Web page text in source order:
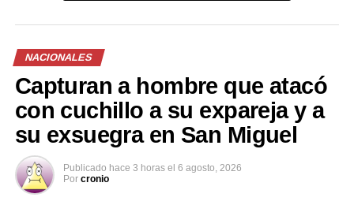
Los socorristas estabilizaron a las víctimas en el lugar y
las trasladaron a centros asistenciales para continuar
con la atención médica. Las autoridades insisten en la
necesidad de extremar precauciones al volante,
especialmente durante el período vacacional, cuando
aumenta el flujo vehicular en las principales carreteras
del país.
NACIONALES
Capturan a hombre que atacó
con cuchillo a su expareja y a
su exsuegra en San Miguel
Publicado hace 3 horas el 6 agosto, 2026
Por cronio